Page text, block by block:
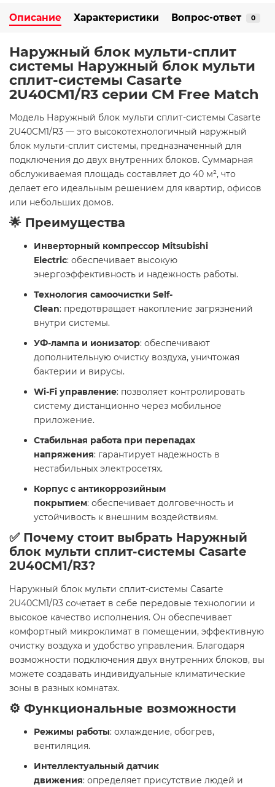
Описание Характеристики Вопрос-ответ 0
Наружный блок мульти-сплит
системы Наружный блок мульти
сплит-системы Casarte
2U40CM1/R3 серии CM Free Match
Модель Наружный блок мульти сплит-системы Casarte
2U40CM1/R3 — это высокотехнологичный наружный
блок мульти-сплит системы, предназначенный для
подключения до двух внутренних блоков. Суммарная
обслуживаемая площадь составляет до 40 м², что
делает его идеальным решением для квартир, офисов
или небольших домов.
🌟 Преимущества
Инверторный компрессор Mitsubishi
Electric: обеспечивает высокую
энергоэффективность и надежность работы.
Технология самоочистки Self-
Clean: предотвращает накопление загрязнений
внутри системы.
УФ-лампа и ионизатор: обеспечивают
дополнительную очистку воздуха, уничтожая
бактерии и вирусы.
Wi-Fi управление: позволяет контролировать
систему дистанционно через мобильное
приложение.
Стабильная работа при перепадах
напряжения: гарантирует надежность в
нестабильных электросетях.
Корпус с антикоррозийным
покрытием: обеспечивает долговечность и
устойчивость к внешним воздействиям.
✅ Почему стоит выбрать Наружный
блок мульти сплит-системы Casarte
2U40CM1/R3?
Наружный блок мульти сплит-системы Casarte
2U40CM1/R3 сочетает в себе передовые технологии и
высокое качество исполнения. Он обеспечивает
комфортный микроклимат в помещении, эффективную
очистку воздуха и удобство управления. Благодаря
возможности подключения двух внутренних блоков, вы
можете создавать индивидуальные климатические
зоны в разных комнатах.
⚙️ Функциональные возможности
Режимы работы: охлаждение, обогрев,
вентиляция.
Интеллектуальный датчик
движения: определяет присутствие людей и